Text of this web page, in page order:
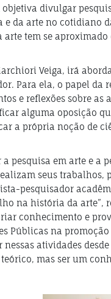
divulgar
da arte no cotidiano
tem se
Veiga, irá
Para ela, o papel da
e reflexões sobre as
alguma oposição
a própria noção de
pesquisa em arte e a
seus trabalhos,
pesquisador
na história da arte”,
conhecimento e
Públicas na
nessas atividades
mas ser um